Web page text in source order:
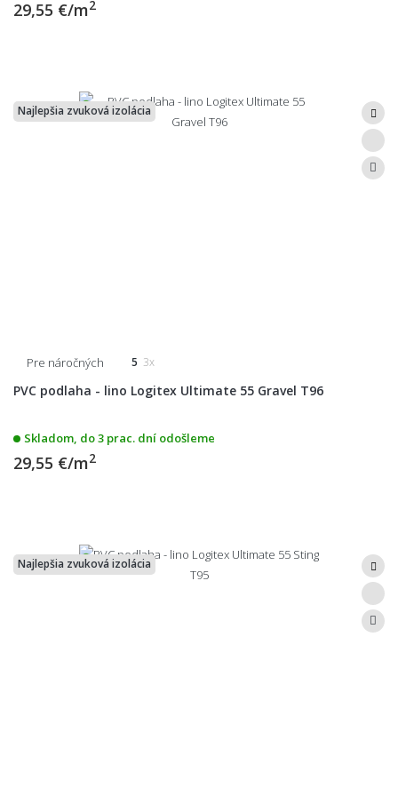
29,55 €/m2
Najlepšia zvuková izolácia
Pre náročných 5 3x
PVC podlaha - lino Logitex Ultimate 55 Gravel T96
Skladom, do 3 prac. dní odošleme
29,55 €/m2
Najlepšia zvuková izolácia